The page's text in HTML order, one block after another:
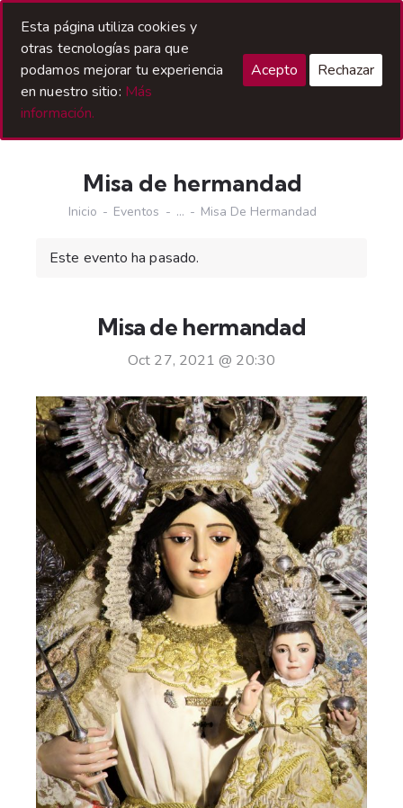
Misa de hermandad
Inicio Eventos ... Misa De Hermandad
Este evento ha pasado.
Misa de hermandad
Oct 27, 2021 @ 20:30
Esta página utiliza cookies y
otras tecnologías para que
podamos mejorar tu experiencia
en nuestro sitio: Más
información.
Acepto Rechazar